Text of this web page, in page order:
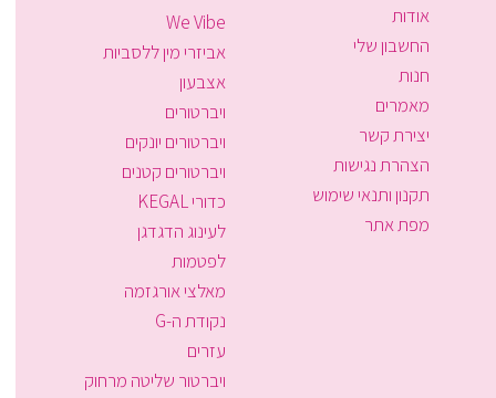
אודות
החשבון שלי
חנות
מאמרים
יצירת קשר
הצהרת נגישות
תקנון ותנאי שימוש
מפת אתר
We Vibe
אביזרי מין ללסביות
אצבעון
ויברטורים
ויברטורים יונקים
ויברטורים קטנים
כדורי KEGAL
לעינוג הדגדגן
לפטמות
מאלצי אורגזמה
נקודת ה-G
עזרים
ויברטור שליטה מרחוק